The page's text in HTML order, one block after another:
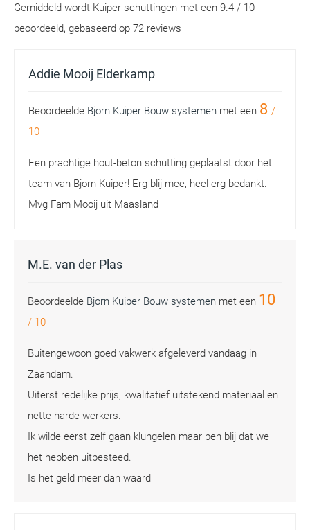
Gemiddeld wordt Kuiper schuttingen met een 9.4 / 10
beoordeeld, gebaseerd op 72 reviews
Addie Mooij Elderkamp
Beoordeelde Bjorn Kuiper Bouw systemen met een 8 /
10
Een prachtige hout-beton schutting geplaatst door het
team van Bjorn Kuiper! Erg blij mee, heel erg bedankt.
Mvg Fam Mooij uit Maasland
M.E. van der Plas
Beoordeelde Bjorn Kuiper Bouw systemen met een 10
/ 10
Buitengewoon goed vakwerk afgeleverd vandaag in
Zaandam.
Uiterst redelijke prijs, kwalitatief uitstekend materiaal en
nette harde werkers.
Ik wilde eerst zelf gaan klungelen maar ben blij dat we
het hebben uitbesteed.
Is het geld meer dan waard